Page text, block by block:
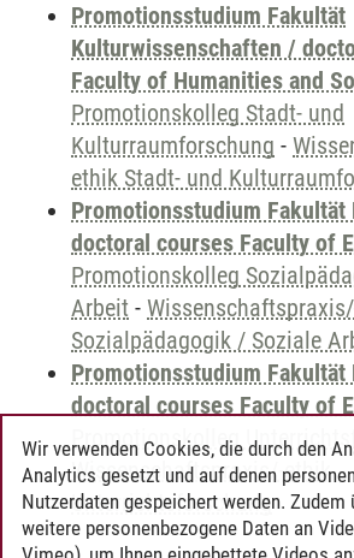
Promotionsstudium Fakultät
Kulturwissenschaften /
Faculty of Humanities and
Promotionskolleg Stadt- und
Kulturraumforschung -
ethik Stadt- und
Promotionsstudium Fakultät
doctoral courses Faculty of
Promotionskolleg
Arbeit -
Sozialpädagogik / Soziale
Promotionsstudium Fakultät
doctoral courses Faculty of
Promotionskolleg
Wissenschaftspraxis/-ethik
Unterrichtsforschung
Wir verwenden Cookies, die durch den
Analytics gesetzt und auf denen
Nutzerdaten gespeichert werden.
weitere personenbezogene Daten an